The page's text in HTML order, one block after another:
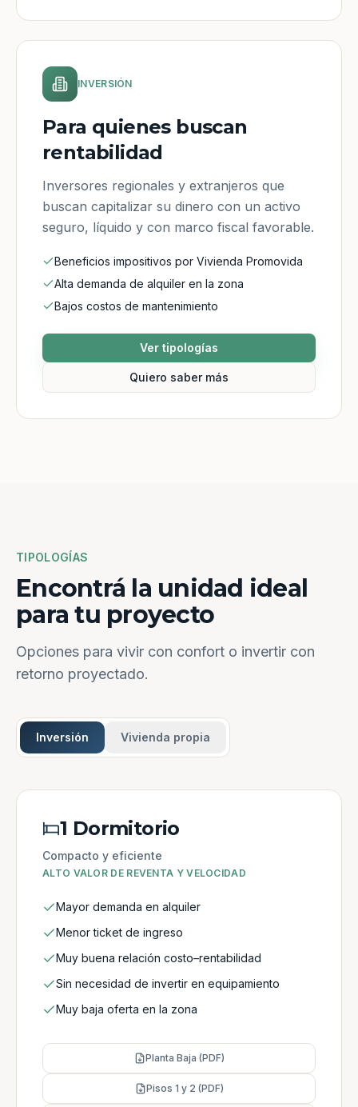
INVERSIÓN
Para quienes buscan
rentabilidad
Inversores regionales y extranjeros que
buscan capitalizar su dinero con un activo
seguro, líquido y con marco fiscal favorable.
Beneficios impositivos por Vivienda Promovida
Alta demanda de alquiler en la zona
Bajos costos de mantenimiento
Ver tipologías
Quiero saber más
TIPOLOGÍAS
Encontrá la unidad ideal
para tu proyecto
Opciones para vivir con confort o invertir con
retorno proyectado.
Inversión Vivienda propia
1 Dormitorio
Compacto y eficiente
ALTO VALOR DE REVENTA Y VELOCIDAD
Mayor demanda en alquiler
Menor ticket de ingreso
Muy buena relación costo–rentabilidad
Sin necesidad de invertir en equipamiento
Muy baja oferta en la zona
Planta Baja (PDF)
Pisos 1 y 2 (PDF)